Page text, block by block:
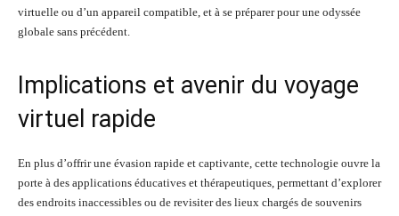
virtuelle ou d’un appareil compatible, et à se préparer pour une odyssée
globale sans précédent.
Implications et avenir du voyage
virtuel rapide
En plus d’offrir une évasion rapide et captivante, cette technologie ouvre la
porte à des applications éducatives et thérapeutiques, permettant d’explorer
des endroits inaccessibles ou de revisiter des lieux chargés de souvenirs